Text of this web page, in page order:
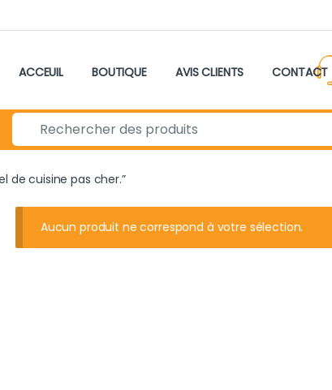
ACCEUIL BOUTIQUE AVIS CLIENTS CONTACT
Search for:
de cuisine pas cher.”
Aucun produit ne correspond à votre sélection.